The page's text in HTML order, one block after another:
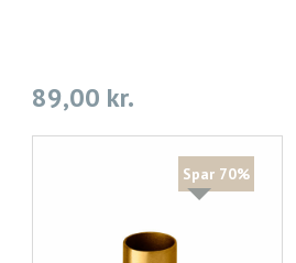
89,00 kr.
Spar 70%